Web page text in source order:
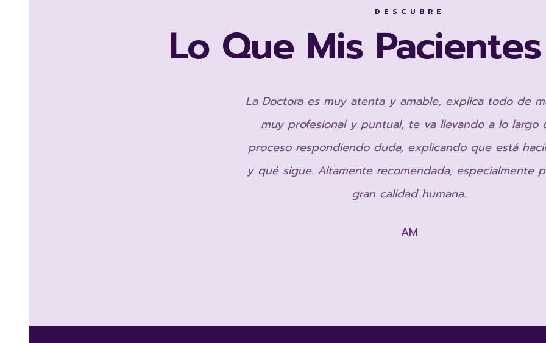
DESCUBRE
Lo Que Mis
La Doctora es muy atenta y amable, explica todo de
muy profesional y puntual, te va llevando a lo largo
proceso respondiendo duda, explicando que está
y qué sigue. Altamente recomendada, especialmente
gran calidad humana..
AM